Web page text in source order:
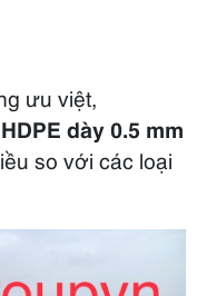
ưu việt,
dày 0.5 mm
so với các loại